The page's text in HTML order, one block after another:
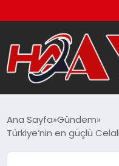
DÜNYA
Ana Sayfa Gündem
Türkiye’nin en güçlü